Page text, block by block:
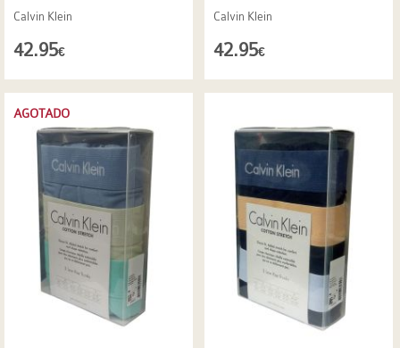
Calvin Klein
42.95€
Calvin Klein
42.95€
AGOTADO